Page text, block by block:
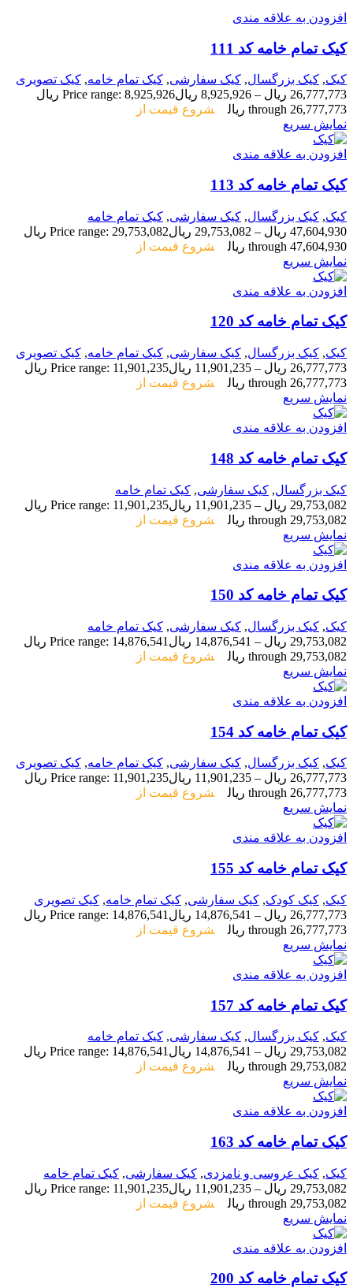
افزودن به علاقه مندی
کیک تمام خامه کد 111
کیک, کیک بزرگسال, کیک سفارشی, کیک تمام خامه, کیک تصویری
26,777,773 ریال –
8,925,926 ریال
Price range: 8,925,926 ریال
through 26,777,773 ریال
شروع قیمت از
نمایش سریع
افزودن به علاقه مندی
کیک تمام خامه کد 113
کیک, کیک بزرگسال, کیک سفارشی, کیک تمام خامه
47,604,930 ریال –
29,753,082 ریال
Price range: 29,753,082 ریال
through 47,604,930 ریال
شروع قیمت از
نمایش سریع
افزودن به علاقه مندی
کیک تمام خامه کد 120
کیک, کیک بزرگسال, کیک سفارشی, کیک تمام خامه, کیک تصویری
26,777,773 ریال –
11,901,235 ریال
Price range: 11,901,235 ریال
through 26,777,773 ریال
شروع قیمت از
نمایش سریع
افزودن به علاقه مندی
کیک تمام خامه کد 148
کیک بزرگسال, کیک سفارشی, کیک تمام خامه
29,753,082 ریال –
11,901,235 ریال
Price range: 11,901,235 ریال
through 29,753,082 ریال
شروع قیمت از
نمایش سریع
افزودن به علاقه مندی
کیک تمام خامه کد 150
کیک, کیک بزرگسال, کیک سفارشی, کیک تمام خامه
29,753,082 ریال –
14,876,541 ریال
Price range: 14,876,541 ریال
through 29,753,082 ریال
شروع قیمت از
نمایش سریع
افزودن به علاقه مندی
کیک تمام خامه کد 154
کیک, کیک بزرگسال, کیک سفارشی, کیک تمام خامه, کیک تصویری
26,777,773 ریال –
11,901,235 ریال
Price range: 11,901,235 ریال
through 26,777,773 ریال
شروع قیمت از
نمایش سریع
افزودن به علاقه مندی
کیک تمام خامه کد 155
کیک, کیک کودک, کیک سفارشی, کیک تمام خامه, کیک تصویری
26,777,773 ریال –
14,876,541 ریال
Price range: 14,876,541 ریال
through 26,777,773 ریال
شروع قیمت از
نمایش سریع
افزودن به علاقه مندی
کیک تمام خامه کد 157
کیک, کیک بزرگسال, کیک سفارشی, کیک تمام خامه
29,753,082 ریال –
14,876,541 ریال
Price range: 14,876,541 ریال
through 29,753,082 ریال
شروع قیمت از
نمایش سریع
افزودن به علاقه مندی
کیک تمام خامه کد 163
کیک, کیک عروسی و نامزدی, کیک سفارشی, کیک تمام خامه
29,753,082 ریال –
11,901,235 ریال
Price range: 11,901,235 ریال
through 29,753,082 ریال
شروع قیمت از
نمایش سریع
افزودن به علاقه مندی
کیک تمام خامه کد 200